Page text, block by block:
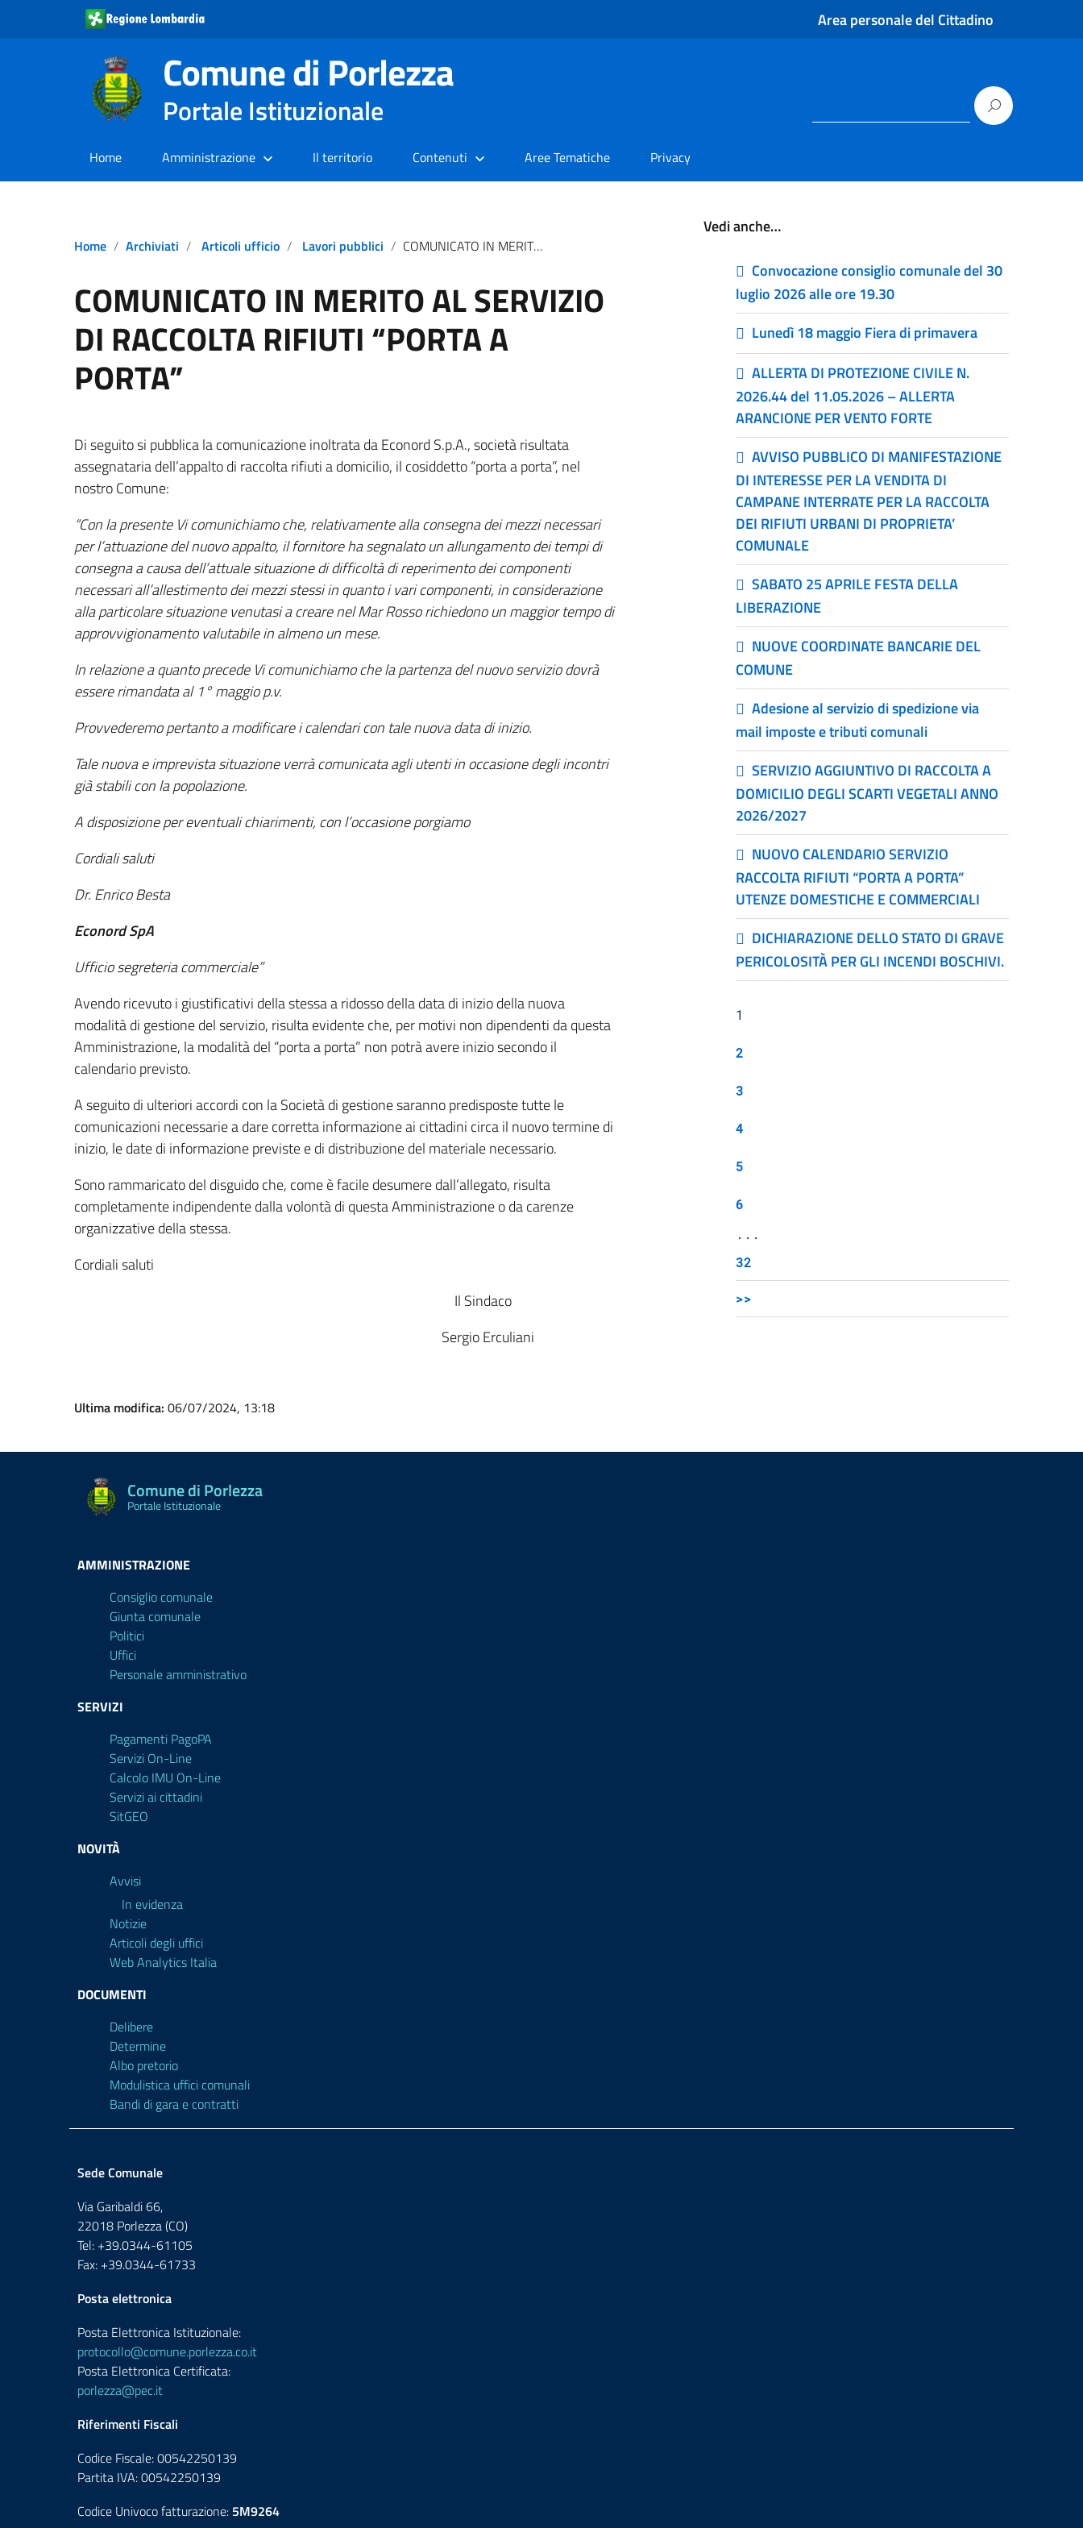
Area personale del Cittadino
Comune di Porlezza
Portale Istituzionale
Home Amministrazione Il territorio Contenuti Aree Tematiche Privacy
Home Archiviati Articoli ufficio Lavori pubblici COMUNICATO IN MERITO AL SERVIZIO DI RACCOLTA RIFIUTI “PORTA A PORTA”
COMUNICATO IN MERITO AL SERVIZIO
DI RACCOLTA RIFIUTI “PORTA A
PORTA”
Di seguito si pubblica la comunicazione inoltrata da Econord S.p.A., società risultata
assegnataria dell’appalto di raccolta rifiuti a domicilio, il cosiddetto “porta a porta”, nel
nostro Comune:
“Con la presente Vi comunichiamo che, relativamente alla consegna dei mezzi necessari
per l’attuazione del nuovo appalto, il fornitore ha segnalato un allungamento dei tempi di
consegna a causa dell’attuale situazione di difficoltà di reperimento dei componenti
necessari all’allestimento dei mezzi stessi in quanto i vari componenti, in considerazione
alla particolare situazione venutasi a creare nel Mar Rosso richiedono un maggior tempo di
approvvigionamento valutabile in almeno un mese.
In relazione a quanto precede Vi comunichiamo che la partenza del nuovo servizio dovrà
essere rimandata al 1° maggio p.v.
Provvederemo pertanto a modificare i calendari con tale nuova data di inizio.
Tale nuova e imprevista situazione verrà comunicata agli utenti in occasione degli incontri
già stabili con la popolazione.
A disposizione per eventuali chiarimenti, con l’occasione porgiamo
Cordiali saluti
Dr. Enrico Besta
Econord SpA
Ufficio segreteria commerciale”
Avendo ricevuto i giustificativi della stessa a ridosso della data di inizio della nuova
modalità di gestione del servizio, risulta evidente che, per motivi non dipendenti da questa
Amministrazione, la modalità del “porta a porta” non potrà avere inizio secondo il
calendario previsto.
A seguito di ulteriori accordi con la Società di gestione saranno predisposte tutte le
comunicazioni necessarie a dare corretta informazione ai cittadini circa il nuovo termine di
inizio, le date di informazione previste e di distribuzione del materiale necessario.
Sono rammaricato del disguido che, come è facile desumere dall’allegato, risulta
completamente indipendente dalla volontà di questa Amministrazione o da carenze
organizzative della stessa.
Cordiali saluti
Il Sindaco
Sergio Erculiani
Ultima modifica: 06/07/2024, 13:18
Vedi anche…
Convocazione consiglio comunale del 30
luglio 2026 alle ore 19.30
Lunedì 18 maggio Fiera di primavera
ALLERTA DI PROTEZIONE CIVILE N.
2026.44 del 11.05.2026 – ALLERTA
ARANCIONE PER VENTO FORTE
AVVISO PUBBLICO DI MANIFESTAZIONE
DI INTERESSE PER LA VENDITA DI
CAMPANE INTERRATE PER LA RACCOLTA
DEI RIFIUTI URBANI DI PROPRIETA’
COMUNALE
SABATO 25 APRILE FESTA DELLA
LIBERAZIONE
NUOVE COORDINATE BANCARIE DEL
COMUNE
Adesione al servizio di spedizione via
mail imposte e tributi comunali
SERVIZIO AGGIUNTIVO DI RACCOLTA A
DOMICILIO DEGLI SCARTI VEGETALI ANNO
2026/2027
NUOVO CALENDARIO SERVIZIO
RACCOLTA RIFIUTI “PORTA A PORTA”
UTENZE DOMESTICHE E COMMERCIALI
DICHIARAZIONE DELLO STATO DI GRAVE
PERICOLOSITÀ PER GLI INCENDI BOSCHIVI.
1
2
3
4
5
6
...
32
>>
Comune di Porlezza
Portale Istituzionale
AMMINISTRAZIONE
Consiglio comunale
Giunta comunale
Politici
Uffici
Personale amministrativo
SERVIZI
Pagamenti PagoPA
Servizi On-Line
Calcolo IMU On-Line
Servizi ai cittadini
SitGEO
NOVITÀ
Avvisi
In evidenza
Notizie
Articoli degli uffici
Web Analytics Italia
DOCUMENTI
Delibere
Determine
Albo pretorio
Modulistica uffici comunali
Bandi di gara e contratti
Sede Comunale
Via Garibaldi 66,
22018 Porlezza (CO)
Tel: +39.0344-61105
Fax: +39.0344-61733
Posta elettronica
Posta Elettronica Istituzionale:
protocollo@comune.porlezza.co.it
Posta Elettronica Certificata:
porlezza@pec.it
Riferimenti Fiscali
Codice Fiscale: 00542250139
Partita IVA: 00542250139
Codice Univoco fatturazione: 5M9264